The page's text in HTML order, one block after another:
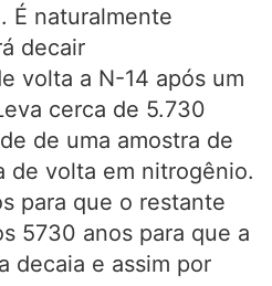
É naturalmente
decair
volta a N-14 após um
cerca de 5.730
de uma amostra de
de volta em nitrogênio.
para que o restante
5730 anos para que a
decaia e assim por